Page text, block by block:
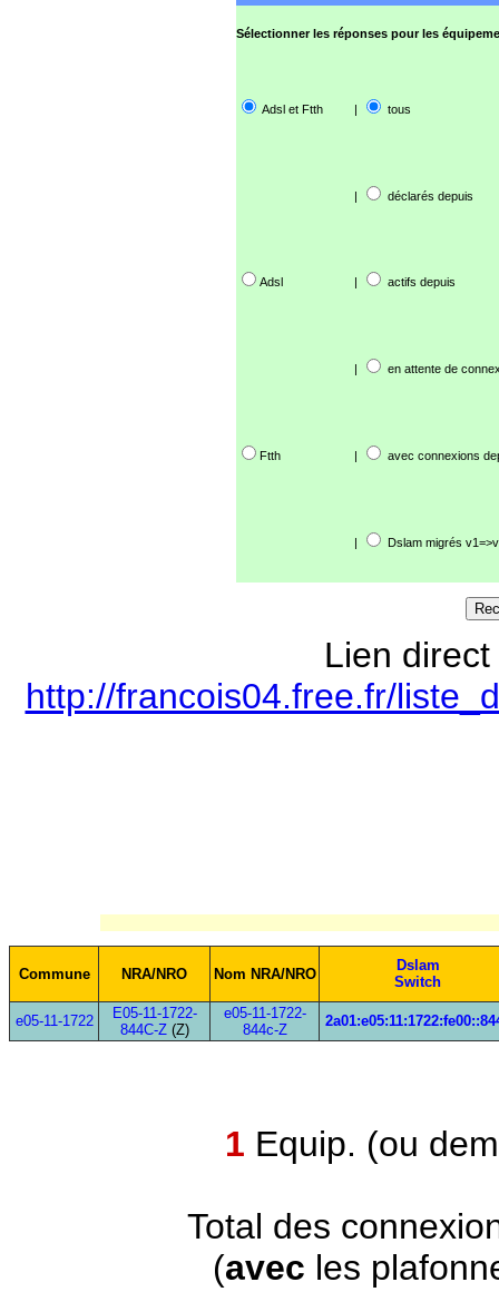
Sélectionner les réponses pour les
Adsl et Ftth | tous
| déclarés depuis
Adsl | actifs depuis
| en attente de
Ftth | avec connexions
| Dslam migrés
Lien
http://francois04.free.fr/
Commune NRA/NRO Nom NRA/NRO
Dslam
Switch
e05-11-1722
E05-11-1722-
844C-Z(Z)
e05-11-1722-
844c-Z
1 Equip. (ou
Total des
(avec les